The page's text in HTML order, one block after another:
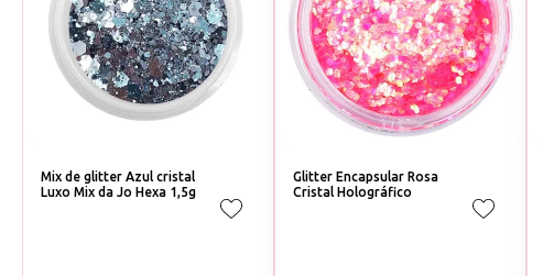
Mix de glitter Azul cristal
Luxo Mix da Jo Hexa 1,5g
Glitter Encapsular Rosa
Cristal Holográfico